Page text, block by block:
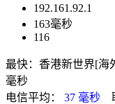
192.161.92.1
163毫秒
116
最快：香港新世界[海
毫秒
电信平均：
37 毫秒